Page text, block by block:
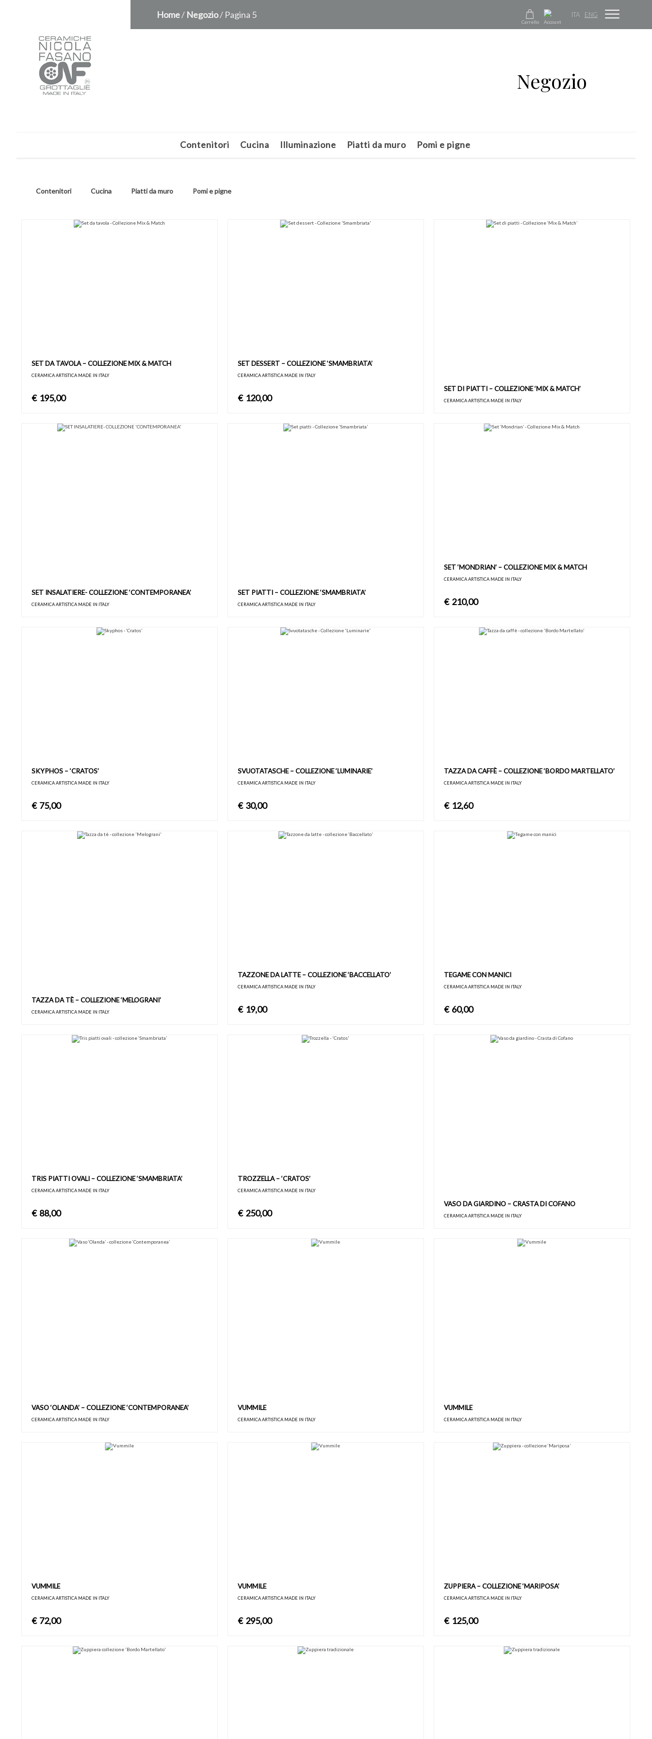
Negozio
Carrello Account
ITA ENG
Home/ Negozio/ Pagina 5
Contenitori Cucina Illuminazione Piatti da muro Pomi e pigne
Contenitori Cucina Piatti da muro Pomi e pigne
SET DA TAVOLA – COLLEZIONE MIX & MATCH
CERAMICA ARTISTICA MADE IN ITALY
€ 195,00
SET DESSERT – COLLEZIONE ‘SMAMBRIATA’
CERAMICA ARTISTICA MADE IN ITALY
€ 120,00
SET DI PIATTI – COLLEZIONE ‘MIX & MATCH’
CERAMICA ARTISTICA MADE IN ITALY
SET INSALATIERE- COLLEZIONE ‘CONTEMPORANEA’
CERAMICA ARTISTICA MADE IN ITALY
SET PIATTI – COLLEZIONE ‘SMAMBRIATA’
CERAMICA ARTISTICA MADE IN ITALY
SET ‘MONDRIAN’ – COLLEZIONE MIX & MATCH
CERAMICA ARTISTICA MADE IN ITALY
€ 210,00
SKYPHOS – ‘CRATOS’
CERAMICA ARTISTICA MADE IN ITALY
€ 75,00
SVUOTATASCHE – COLLEZIONE ‘LUMINARIE’
CERAMICA ARTISTICA MADE IN ITALY
€ 30,00
TAZZA DA CAFFÈ – COLLEZIONE ‘BORDO MARTELLATO’
CERAMICA ARTISTICA MADE IN ITALY
€ 12,60
TAZZA DA TÈ – COLLEZIONE ‘MELOGRANI’
CERAMICA ARTISTICA MADE IN ITALY
TAZZONE DA LATTE – COLLEZIONE ‘BACCELLATO’
CERAMICA ARTISTICA MADE IN ITALY
€ 19,00
TEGAME CON MANICI
CERAMICA ARTISTICA MADE IN ITALY
€ 60,00
TRIS PIATTI OVALI – COLLEZIONE ‘SMAMBRIATA’
CERAMICA ARTISTICA MADE IN ITALY
€ 88,00
TROZZELLA – ‘CRATOS’
CERAMICA ARTISTICA MADE IN ITALY
€ 250,00
VASO DA GIARDINO – CRASTA DI COFANO
CERAMICA ARTISTICA MADE IN ITALY
VASO ‘OLANDA’ – COLLEZIONE ‘CONTEMPORANEA’
CERAMICA ARTISTICA MADE IN ITALY
VUMMILE
CERAMICA ARTISTICA MADE IN ITALY
VUMMILE
CERAMICA ARTISTICA MADE IN ITALY
VUMMILE
CERAMICA ARTISTICA MADE IN ITALY
€ 72,00
VUMMILE
CERAMICA ARTISTICA MADE IN ITALY
€ 295,00
ZUPPIERA – COLLEZIONE ‘MARIPOSA’
CERAMICA ARTISTICA MADE IN ITALY
€ 125,00